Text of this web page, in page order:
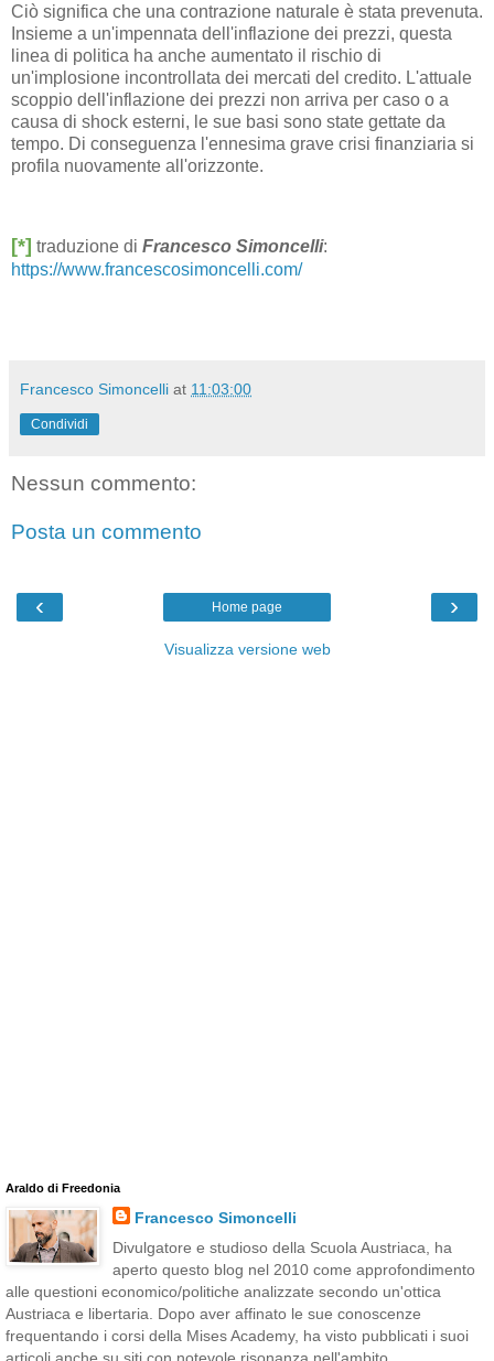
Ciò significa che una contrazione naturale è stata prevenuta.
Insieme a un'impennata dell'inflazione dei prezzi, questa
linea di politica ha anche aumentato il rischio di
un'implosione incontrollata dei mercati del credito. L'attuale
scoppio dell'inflazione dei prezzi non arriva per caso o a
causa di shock esterni, le sue basi sono state gettate da
tempo. Di conseguenza l'ennesima grave crisi finanziaria si
profila nuovamente all'orizzonte.
[*] traduzione di Francesco Simoncelli:
https://www.francescosimoncelli.com/
Francesco Simoncelli at 11:03:00
Condividi
Nessun commento:
Posta un commento
‹ ›
Home page
Visualizza versione web
Araldo di Freedonia
Francesco Simoncelli
Divulgatore e studioso della Scuola Austriaca, ha
aperto questo blog nel 2010 come approfondimento
alle questioni economico/politiche analizzate secondo un'ottica
Austriaca e libertaria. Dopo aver affinato le sue conoscenze
frequentando i corsi della Mises Academy, ha visto pubblicati i suoi